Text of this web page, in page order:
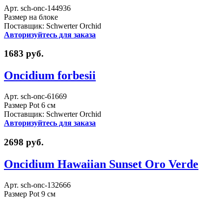
Арт. sch-onc-144936
Размер на блоке
Поставщик: Schwerter Orchid
Авторизуйтесь для заказа
1683 руб.
Oncidium forbesii
Арт. sch-onc-61669
Размер Pot 6 см
Поставщик: Schwerter Orchid
Авторизуйтесь для заказа
2698 руб.
Oncidium Hawaiian Sunset Oro Verde
Арт. sch-onc-132666
Размер Pot 9 см